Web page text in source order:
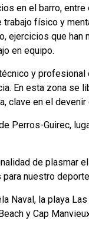
en el barro,
físico y
ejercicios que
en equipo.
y
En esta zona se
clave en el devenir
Perros-Guirec,
de plasmar
nuestro
Naval, la playa
y Cap